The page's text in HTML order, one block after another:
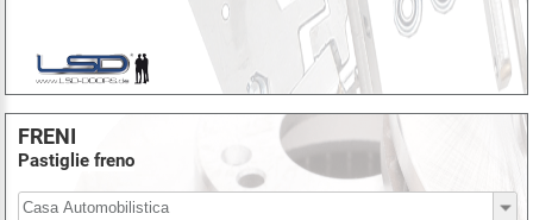
FRENI
Pastiglie freno